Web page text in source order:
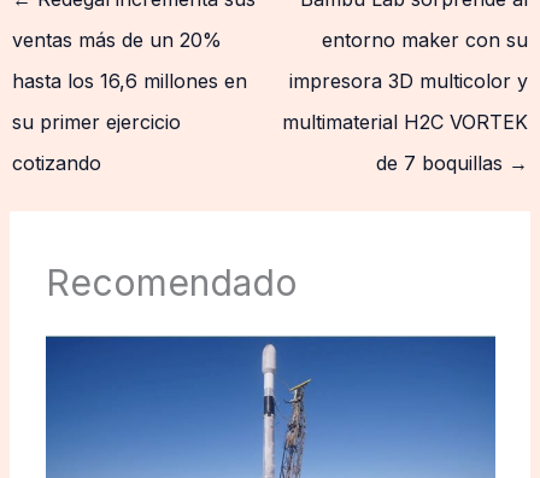
ventas más de un 20%
hasta los 16,6 millones en
su primer ejercicio
cotizando
entorno maker con su
impresora 3D multicolor y
multimaterial H2C VORTEK
de 7 boquillas →
Recomendado